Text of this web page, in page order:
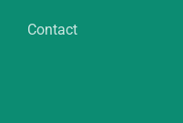
Contact